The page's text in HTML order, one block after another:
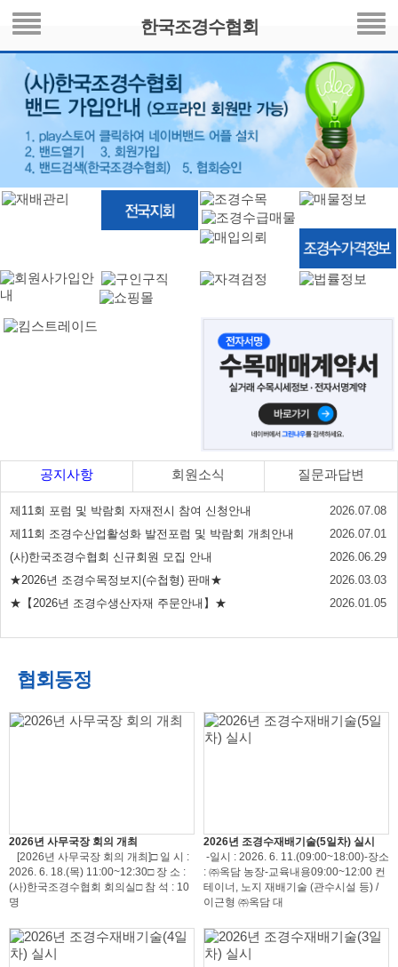
한국조경수협회
공지사항 회원소식 질문과답변
제11회 포럼 및 박람회 자재전시 참여 신청안내
2026.07.08
제11회 조경수산업활성화 발전포럼 및 박람회 개최안내
2026.07.01
(사)한국조경수협회 신규회원 모집 안내
2026.06.29
★2026년 조경수목정보지(수첩형) 판매★
2026.03.03
★【2026년 조경수생산자재 주문안내】★
2026.01.05
협회동정
2026년 사무국장 회의 개최
[2026년 사무국장 회의 개최]□ 일 시 :
2026. 6. 18.(목) 11:00~12:30□ 장 소 :
(사)한국조경수협회 회의실□ 참 석 : 10
명
2026년 조경수재배기술(5일차) 실시
-일시 : 2026. 6. 11.(09:00~18:00)-장소
: ㈜옥담 농장-교육내용09:00~12:00 컨
테이너, 노지 재배기술 (관수시설 등) /
이근형 ㈜옥담 대